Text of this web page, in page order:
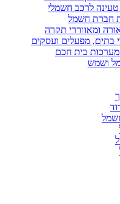
לרכב חשמלי
חברת חשמל
ומאווררי תקרה
בתים, מפעלים ועסקים
מערכות בית חכם
ושמש